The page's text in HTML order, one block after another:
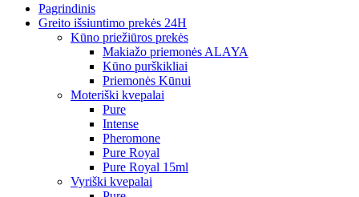
Pagrindinis
Greito išsiuntimo prekės 24H
Kūno priežiūros prekės
Makiažo priemonės ALAYA
Kūno purškikliai
Priemonės Kūnui
Moteriški kvepalai
Pure
Intense
Pheromone
Pure Royal
Pure Royal 15ml
Vyriški kvepalai